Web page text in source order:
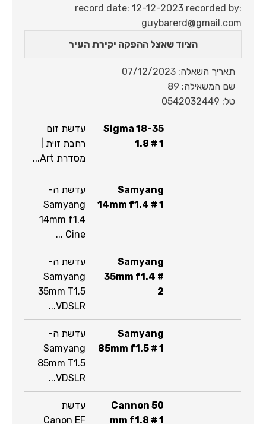
record date: 12-12-2023 recorded by:
guybarerd@gmail.com
הציוד שאצל ההפקה יקירת העיר
תאריך השאלה: 07/12/2023
שם המשאילה: 89
טל: 0542032449
Sigma 18-35
1.8 # 1
עדשת זום
רחבת זוית |
מסדרת Art...
Samyang
14mm f1.4 # 1
עדשת ה-
Samyang
14mm f1.4
Cine ...
Samyang
35mm f1.4 #
2
עדשת ה-
Samyang
35mm T1.5
VDSLR...
Samyang
85mm f1.5 # 1
עדשת ה-
Samyang
85mm T1.5
VDSLR...
Cannon 50
mm f1.8 # 1
עדשת
Canon EF